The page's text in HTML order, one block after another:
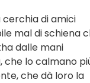
di amici
mal di schiena
dalle mani
che lo calmano
che dà loro la